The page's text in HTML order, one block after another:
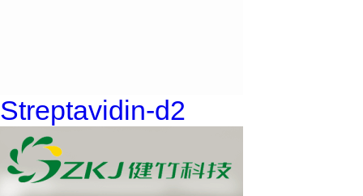
Streptavidin-d2